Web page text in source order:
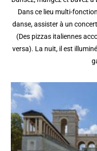
Dans ce lieu multi-
danse, assister à un
(Des pizzas italiennes
versa). La nuit, il est